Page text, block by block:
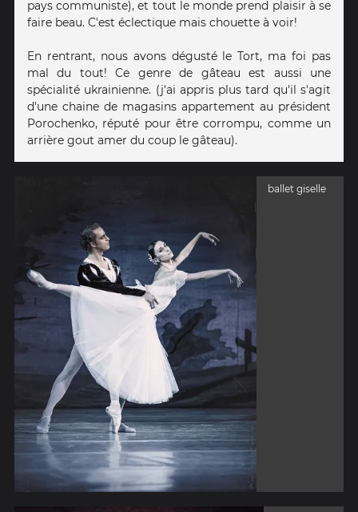
pays communiste), et tout le monde prend plaisir à se
faire beau. C'est éclectique mais chouette à voir!
En rentrant, nous avons dégusté le Tort, ma foi pas
mal du tout! Ce genre de gâteau est aussi une
spécialité ukrainienne. (j'ai appris plus tard qu'il s'agit
d'une chaine de magasins appartement au président
Porochenko, réputé pour être corrompu, comme un
arrière gout amer du coup le gâteau).
ballet giselle